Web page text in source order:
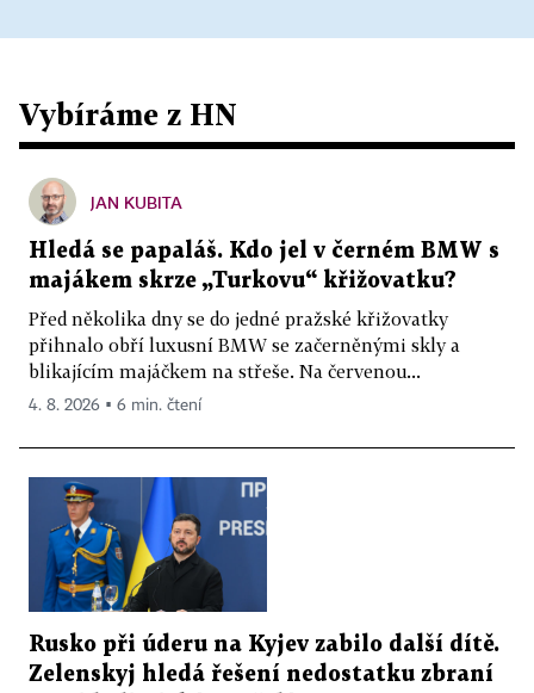
Vybíráme z HN
JAN KUBITA
Hledá se papaláš. Kdo jel v černém BMW s
majákem skrze „Turkovu“ křižovatku?
Před několika dny se do jedné pražské křižovatky
přihnalo obří luxusní BMW se začerněnými skly a
blikajícím majáčkem na střeše. Na červenou...
4. 8. 2026 ▪ 6 min. čtení
Rusko při úderu na Kyjev zabilo další dítě.
Zelenskyj hledá řešení nedostatku zbraní